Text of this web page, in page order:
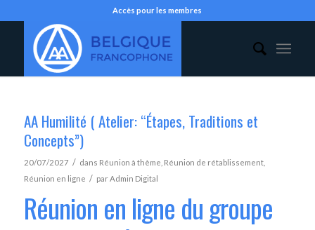
Accès pour les membres
AA Humilité ( Atelier: “Étapes, Traditions et
Concepts”)
20/07/2027 / dans Réunion à thème Réunion de rétablissement,
Réunion en ligne / parAdmin Digital
Réunion en ligne du groupe